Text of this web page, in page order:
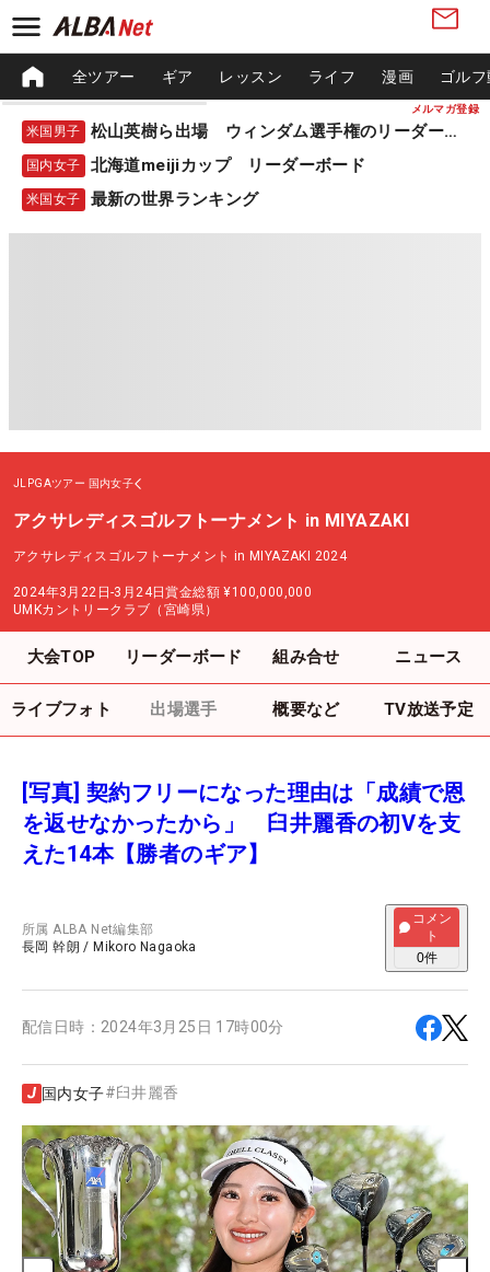
メルマガ登録
全ツアー ギア レッスン ライフ 漫画 ゴル
米国男子 松山英樹ら出場 ウィンダム選手権のリーダーボード
国内女子 北海道meijiカップ リーダーボード
米国女子 最新の世界ランキング
JLPGAツアー 国内女子
アクサレディスゴルフトーナメント in MIYAZAKI
アクサレディスゴルフトーナメント in MIYAZAKI 2024
2024年3月22日-3月24日賞金総額 ¥100,000,000
UMKカントリークラブ（宮崎県）
大会TOP リーダーボード 組み合せ ニュース
ライブフォト 出場選手 概要など TV放送予定
[写真] 契約フリーになった理由は「成績で恩
を返せなかったから」 臼井麗香の初Vを支
えた14本【勝者のギア】
所属ALBA Net編集部
長岡 幹朗 / Mikoro Nagaoka
コメン
ト
0件
配信日時： 2024年3月25日 17時00分
国内女子#臼井麗香